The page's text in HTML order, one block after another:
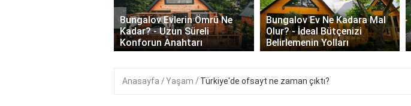
Bungalov Evlerin Ömrü Ne
Kadar? - Uzun Süreli
Konforun Anahtarı
Bungalov Ev Ne Kadara Mal
Olur? - İdeal Bütçenizi
Belirlemenin Yolları
‹
Anasayfa Yaşam Türkiye'de ofsayt ne zaman çıktı?